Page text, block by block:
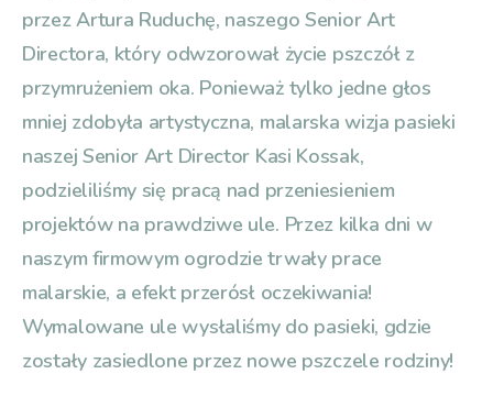
przez Artura Ruduchę, naszego Senior Art
Directora, który odwzorował życie pszczół z
przymrużeniem oka. Ponieważ tylko jedne głos
mniej zdobyła artystyczna, malarska wizja pasieki
naszej Senior Art Director Kasi Kossak,
podzieliliśmy się pracą nad przeniesieniem
projektów na prawdziwe ule. Przez kilka dni w
naszym firmowym ogrodzie trwały prace
malarskie, a efekt przerósł oczekiwania!
Wymalowane ule wysłaliśmy do pasieki, gdzie
zostały zasiedlone przez nowe pszczele rodziny!